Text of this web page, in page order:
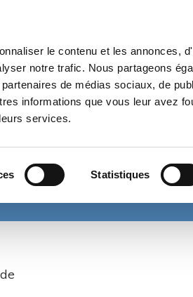
le contenu et les annonces,
notre trafic. Nous partageons
de médias sociaux, de
informations que vous leur avez
services.
Statistiques
TECHNIQUE EN FRANCE ET À
L’INTERNATIONAL
DEPUIS 1985
ENVIRONNEMENT